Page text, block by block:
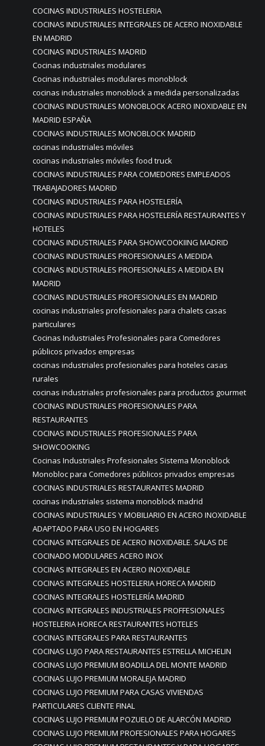
COCINAS INDUSTRIALES HOSTELERIA
COCINAS INDUSTRIALES INTEGRALES DE ACERO INOXIDABLE
EN MADRID
COCINAS INDUSTRIALES MADRID
Cocinas industriales modulares
Cocinas industriales modulares monoblock
cocinas industriales monoblock a medida personalizadas
COCINAS INDUSTRIALES MONOBLOCK ACERO INOXIDABLE EN
MADRID ESPAÑA
COCINAS INDUSTRIALES MONOBLOCK MADRID
cocinas industriales móviles
cocinas industriales móviles food truck
COCINAS INDUSTRIALES PARA COMEDORES EMPLEADOS
TRABAJADORES MADRID
COCINAS INDUSTRIALES PARA HOSTELERÍA
COCINAS INDUSTRIALES PARA HOSTELERÍA RESTAURANTES Y
HOTELES
COCINAS INDUSTRIALES PARA SHOWCOOKIING MADRID
COCINAS INDUSTRIALES PROFESIONALES A MEDIDA
COCINAS INDUSTRIALES PROFESIONALES A MEDIDA EN
MADRID
COCINAS INDUSTRIALES PROFESIONALES EN MADRID
cocinas industriales profesionales para chalets casas
particulares
Cocinas Industriales Profesionales para Comedores
públicos privados empresas
cocinas industriales profesionales para hoteles casas
rurales
cocinas industriales profesionales para productos gourmet
COCINAS INDUSTRIALES PROFESIONALES PARA
RESTAURANTES
COCINAS INDUSTRIALES PROFESIONALES PARA
SHOWCOOKING
Cocinas Industriales Profesionales Sistema Monoblock
Monobloc para Comedores públicos privados empresas
COCINAS INDUSTRIALES RESTAURANTES MADRID
cocinas industriales sistema monoblock madrid
COCINAS INDUSTRIALES Y MOBILIARIO EN ACERO INOXIDABLE
ADAPTADO PARA USO EN HOGARES
COCINAS INTEGRALES DE ACERO INOXIDABLE. SALAS DE
COCINADO MODULARES ACERO INOX
COCINAS INTEGRALES EN ACERO INOXIDABLE
COCINAS INTEGRALES HOSTELERIA HORECA MADRID
COCINAS INTEGRALES HOSTELERÍA MADRID
COCINAS INTEGRALES INDUSTRIALES PROFFESIONALES
HOSTELERIA HORECA RESTAURANTES HOTELES
COCINAS INTEGRALES PARA RESTAURANTES
COCINAS LUJO PARA RESTAURANTES ESTRELLA MICHELIN
COCINAS LUJO PREMIUM BOADILLA DEL MONTE MADRID
COCINAS LUJO PREMIUM MORALEJA MADRID
COCINAS LUJO PREMIUM PARA CASAS VIVIENDAS
PARTICULARES CLIENTE FINAL
COCINAS LUJO PREMIUM POZUELO DE ALARCÓN MADRID
COCINAS LUJO PREMIUM PROFESIONALES PARA HOGARES